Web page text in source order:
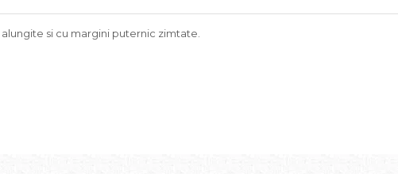
si cu margini puternic zimtate.